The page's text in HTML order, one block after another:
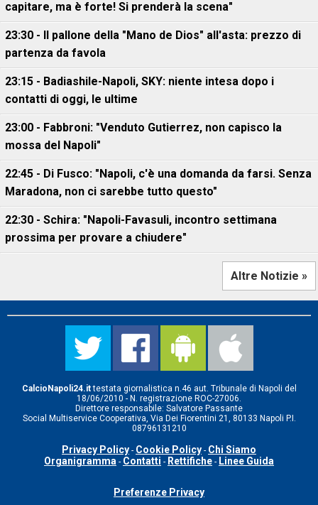
capitare, ma è forte! Si prenderà la scena"
23:30 - Il pallone della "Mano de Dios" all'asta: prezzo di
partenza da favola
23:15 - Badiashile-Napoli, SKY: niente intesa dopo i
contatti di oggi, le ultime
23:00 - Fabbroni: "Venduto Gutierrez, non capisco la
mossa del Napoli"
22:45 - Di Fusco: "Napoli, c'è una domanda da farsi. Senza
Maradona, non ci sarebbe tutto questo"
22:30 - Schira: "Napoli-Favasuli, incontro settimana
prossima per provare a chiudere"
Altre Notizie »
CalcioNapoli24.ittestata giornalistica n.46 aut. Tribunale di Napoli del
18/06/2010 - N. registrazione ROC-27006.
Direttore responsabile: Salvatore Passante
Social Multiservice Cooperativa, Via Dei Fiorentini 21, 80133 Napoli P.I.
08796131210
Privacy Policy - Cookie Policy - Chi Siamo
Organigramma - Contatti - Rettifiche - Linee Guida
Preferenze Privacy